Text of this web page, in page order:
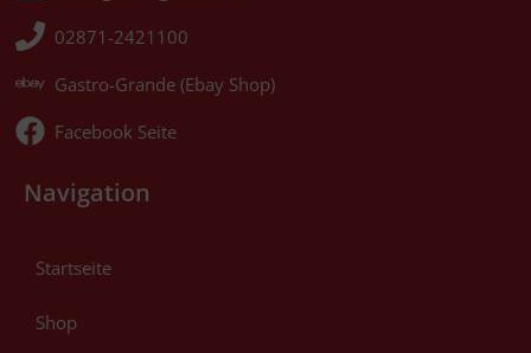
02871-2421100
Gastro-Grande (Ebay Shop)
Facebook Seite
Navigation
Startseite
Shop